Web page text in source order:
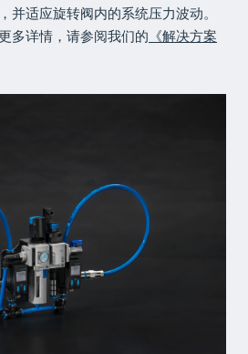
并适应旋转阀内的系统压力波动。
多详情，请参阅我们的 《解决方案